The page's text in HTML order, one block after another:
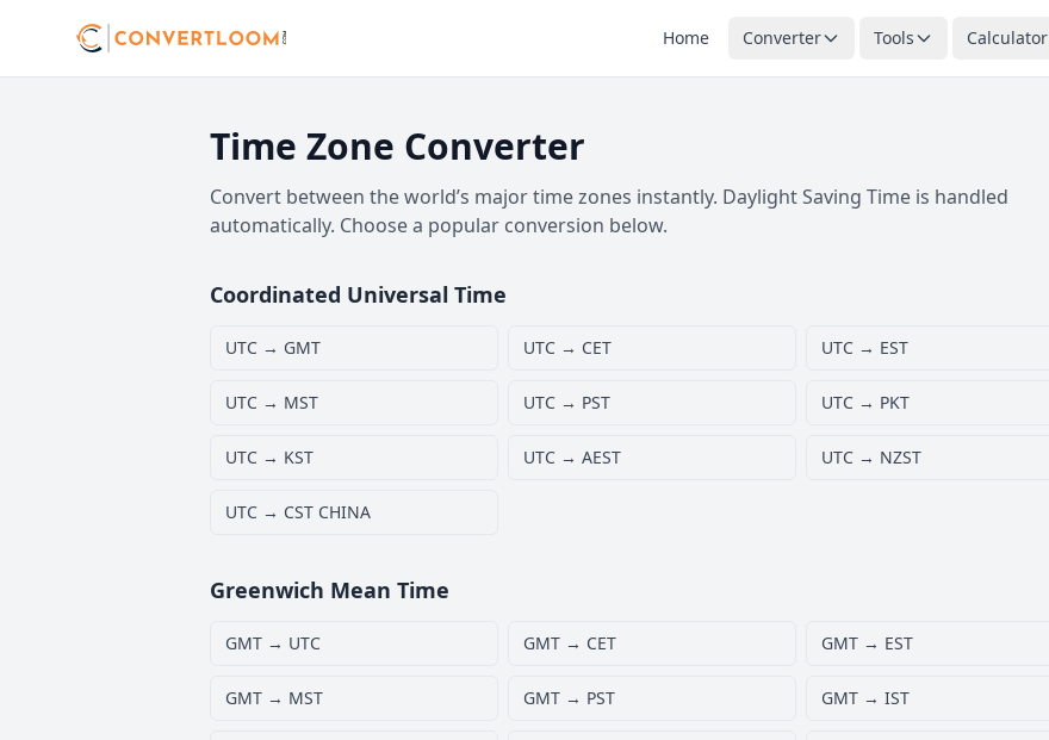
Home Converter Tools Calculator
Time Zone Converter
Convert between the world’s major time zones instantly. Daylight Saving Time is handled
automatically. Choose a popular conversion below.
Coordinated Universal Time
UTC → GMT UTC → CET UTC → EST
UTC → MST UTC → PST UTC → PKT
UTC → KST UTC → AEST UTC → NZST
UTC → CST CHINA
Greenwich Mean Time
GMT → UTC GMT → CET GMT → EST
GMT → MST GMT → PST GMT → IST